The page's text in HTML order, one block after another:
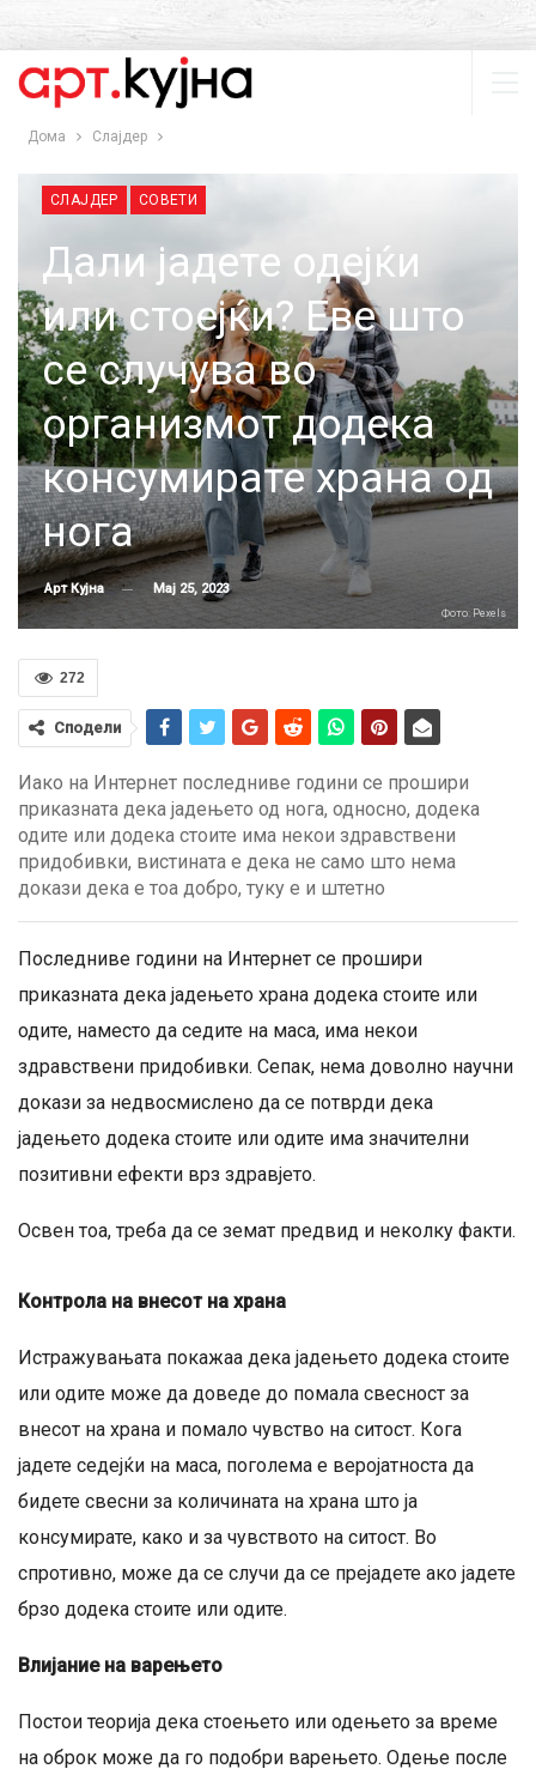
Дома Слајдер
СЛАЈДЕР СОВЕТИ
Дали јадете одејќи
или стоејќи? Еве што
се случува во
организмот додека
консумирате храна од
нога
Арт Кујна Мај 25, 2023
Фото: Pexels
272
Сподели
Иако на Интернет последниве години се прошири
приказната дека јадењето од нога, односно, додека
одите или додека стоите има некои здравствени
придобивки, вистината е дека не само што нема
докази дека е тоа добро, туку е и штетно
Последниве години на Интернет се прошири
приказната дека јадењето храна додека стоите или
одите, наместо да седите на маса, има некои
здравствени придобивки. Сепак, нема доволно научни
докази за недвосмислено да се потврди дека
јадењето додека стоите или одите има значителни
позитивни ефекти врз здравјето.
Освен тоа, треба да се земат предвид и неколку факти.
Контрола на внесот на храна
Истражувањата покажаа дека јадењето додека стоите
или одите може да доведе до помала свесност за
внесот на храна и помало чувство на ситост. Кога
јадете седејќи на маса, поголема е веројатноста да
бидете свесни за количината на храна што ја
консумирате, како и за чувството на ситост. Во
спротивно, може да се случи да се прејадете ако јадете
брзо додека стоите или одите.
Влијание на варењето
Постои теорија дека стоењето или одењето за време
на оброк може да го подобри варењето. Одење после